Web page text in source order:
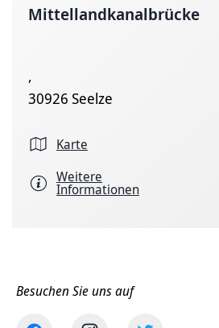
Mittellandkanalbrücke
,
30926 Seelze
Karte
Weitere
Informationen
Besuchen Sie uns auf